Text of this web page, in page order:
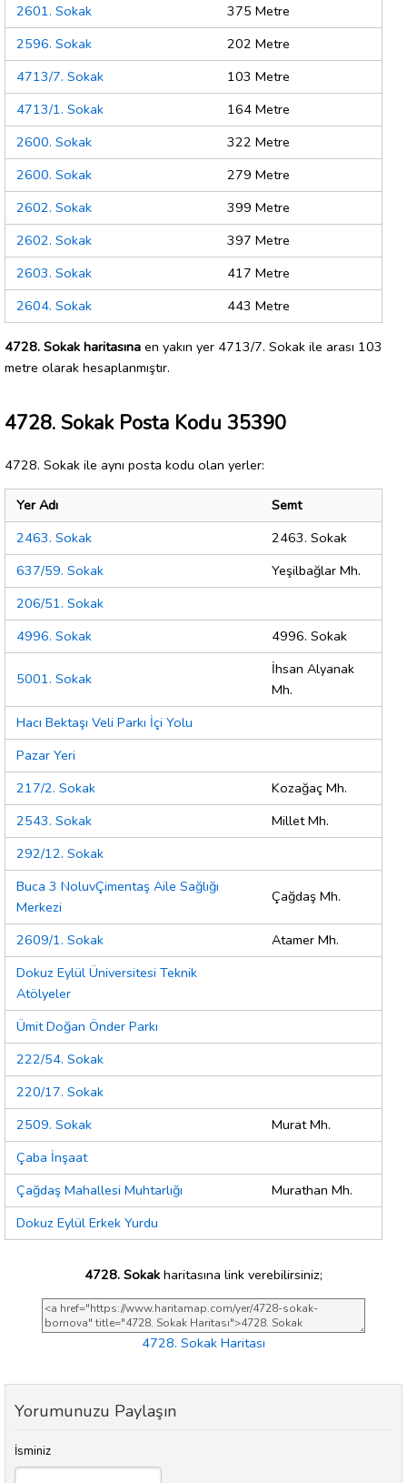
2601. Sokak
375 Metre
2596. Sokak
202 Metre
4713/7. Sokak
103 Metre
4713/1. Sokak
164 Metre
2600. Sokak
322 Metre
2600. Sokak
279 Metre
2602. Sokak
399 Metre
2602. Sokak
397 Metre
2603. Sokak
417 Metre
2604. Sokak
443 Metre
4728. Sokak haritasına en yakın yer 4713/7. Sokak ile arası 103
metre olarak hesaplanmıştır.
4728. Sokak Posta Kodu 35390
4728. Sokak ile aynı posta kodu olan yerler:
Yer Adı
Semt
2463. Sokak
2463. Sokak
637/59. Sokak
Yeşilbağlar Mh.
206/51. Sokak
4996. Sokak
4996. Sokak
5001. Sokak
İhsan Alyanak
Mh.
Hacı Bektaşı Veli Parkı İçi Yolu
Pazar Yeri
217/2. Sokak
Kozağaç Mh.
2543. Sokak
Millet Mh.
292/12. Sokak
Buca 3 NoluvÇimentaş Aile Sağlığı
Merkezi
Çağdaş Mh.
2609/1. Sokak
Atamer Mh.
Dokuz Eylül Üniversitesi Teknik
Atölyeler
Ümit Doğan Önder Parkı
222/54. Sokak
220/17. Sokak
2509. Sokak
Murat Mh.
Çaba İnşaat
Çağdaş Mahallesi Muhtarlığı
Murathan Mh.
Dokuz Eylül Erkek Yurdu
4728. Sokak haritasına link verebilirsiniz;
4728. Sokak Haritası
Yorumunuzu Paylaşın
İsminiz